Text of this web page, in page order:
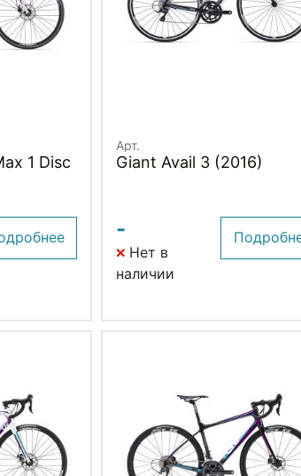
1 Disc
Арт.
Giant Avail 3 (2016)
-
Нет в
наличии